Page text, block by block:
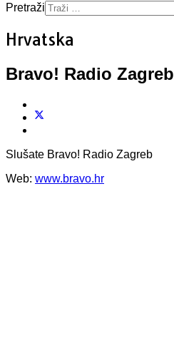
Pretraži
Hrvatska
Bravo! Radio Zagreb
Slušate Bravo! Radio Zagreb
Web: www.bravo.hr